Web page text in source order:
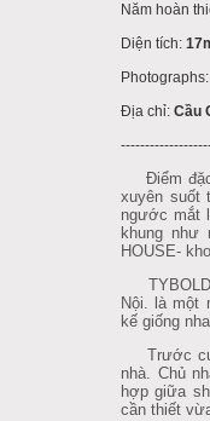
Năm hoàn
Diện tích:
Photographs:
Địa chỉ: Cầu
Điểm đặc
xuyên suốt
ngước mắt
khung như
HOUSE-
TYBOLD
Nội. là một
kế giống
Trước
nhà. Chủ
hợp giữa
cần thiết